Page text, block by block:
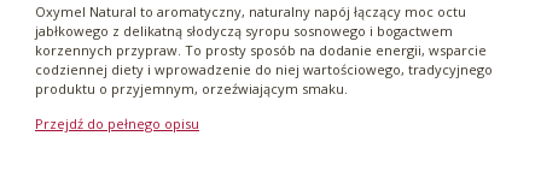
Oxymel Natural to aromatyczny, naturalny napój łączący moc octu
jabłkowego z delikatną słodyczą syropu sosnowego i bogactwem
korzennych przypraw. To prosty sposób na dodanie energii, wsparcie
codziennej diety i wprowadzenie do niej wartościowego, tradycyjnego
produktu o przyjemnym, orzeźwiającym smaku.
Przejdź do pełnego opisu